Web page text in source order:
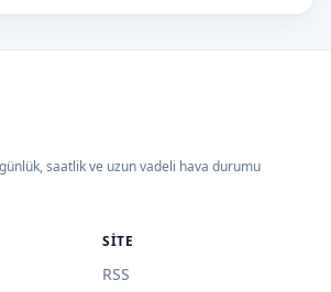
saatlik ve uzun vadeli hava durumu
SITE
RSS